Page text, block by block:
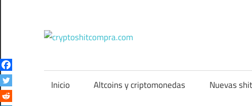
contenido
Inicio Altcoins y criptomonedas Nuevas